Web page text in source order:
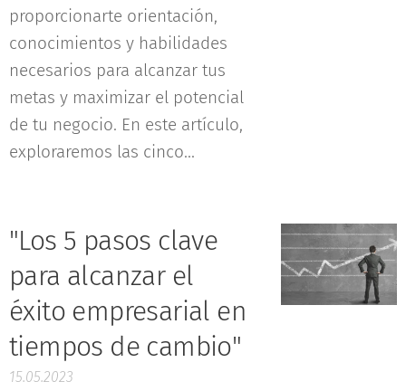
proporcionarte orientación,
conocimientos y habilidades
necesarios para alcanzar tus
metas y maximizar el potencial
de tu negocio. En este artículo,
exploraremos las cinco...
"Los 5 pasos clave
para alcanzar el
éxito empresarial en
tiempos de cambio"
15.05.2023